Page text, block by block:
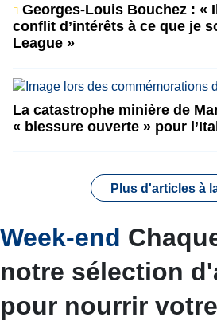
Georges-Louis Bouchez : «
conflit d’intérêts à ce que je
League »
La catastrophe minière de
« blessure ouverte » pour
Plus d'articles à
Week-end
notre sélection
pour nourrir